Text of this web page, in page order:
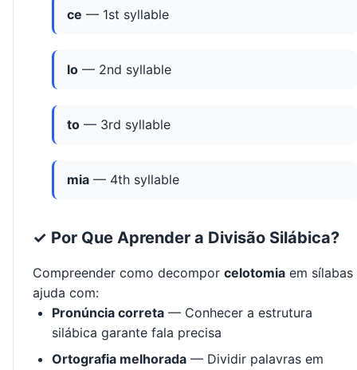
ce — 1st syllable
lo — 2nd syllable
to — 3rd syllable
mia — 4th syllable
✓ Por Que Aprender a Divisão Silábica?
Compreender como decompor celotomia em sílabas
ajuda com:
Pronúncia correta — Conhecer a estrutura
silábica garante fala precisa
Ortografia melhorada — Dividir palavras em